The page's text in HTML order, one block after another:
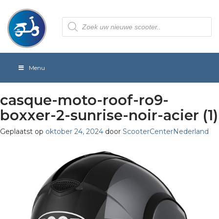
Producten
zoeken
Menu
casque-moto-roof-ro9-
boxxer-2-sunrise-noir-acier (1)
Geplaatst op oktober 24, 2024 door ScooterCenterNederland